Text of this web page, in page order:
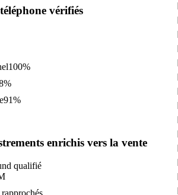
vérifiés
100%
91%
enrichis vers la vente
qualifié